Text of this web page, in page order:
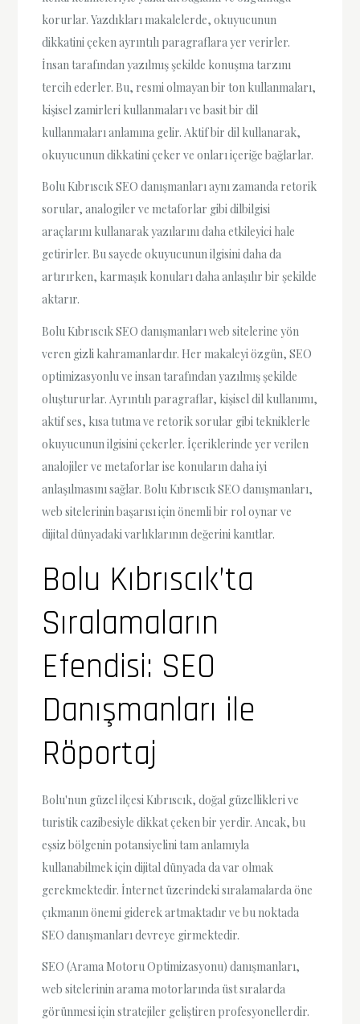
korurlar. Yazdıkları makalelerde, okuyucunun
dikkatini çeken ayrıntılı paragraflara yer verirler.
İnsan tarafından yazılmış şekilde konuşma tarzını
tercih ederler. Bu, resmi olmayan bir ton kullanmaları,
kişisel zamirleri kullanmaları ve basit bir dil
kullanmaları anlamına gelir. Aktif bir dil kullanarak,
okuyucunun dikkatini çeker ve onları içeriğe bağlarlar.
Bolu Kıbrıscık SEO danışmanları aynı zamanda retorik
sorular, analogiler ve metaforlar gibi dilbilgisi
araçlarını kullanarak yazılarını daha etkileyici hale
getirirler. Bu sayede okuyucunun ilgisini daha da
artırırken, karmaşık konuları daha anlaşılır bir şekilde
aktarır.
Bolu Kıbrıscık SEO danışmanları web sitelerine yön
veren gizli kahramanlardır. Her makaleyi özgün, SEO
optimizasyonlu ve insan tarafından yazılmış şekilde
oluştururlar. Ayrıntılı paragraflar, kişisel dil kullanımı,
aktif ses, kısa tutma ve retorik sorular gibi tekniklerle
okuyucunun ilgisini çekerler. İçeriklerinde yer verilen
analojiler ve metaforlar ise konuların daha iyi
anlaşılmasını sağlar. Bolu Kıbrıscık SEO danışmanları,
web sitelerinin başarısı için önemli bir rol oynar ve
dijital dünyadaki varlıklarının değerini kanıtlar.
Bolu Kıbrıscık’ta
Sıralamaların
Efendisi: SEO
Danışmanları ile
Röportaj
Bolu'nun güzel ilçesi Kıbrıscık, doğal güzellikleri ve
turistik cazibesiyle dikkat çeken bir yerdir. Ancak, bu
eşsiz bölgenin potansiyelini tam anlamıyla
kullanabilmek için dijital dünyada da var olmak
gerekmektedir. İnternet üzerindeki sıralamalarda öne
çıkmanın önemi giderek artmaktadır ve bu noktada
SEO danışmanları devreye girmektedir.
SEO (Arama Motoru Optimizasyonu) danışmanları,
web sitelerinin arama motorlarında üst sıralarda
görünmesi için stratejiler geliştiren profesyonellerdir.